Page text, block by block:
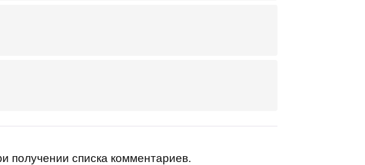
получении списка комментариев.